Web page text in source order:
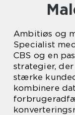
Ambitiøs og
Specialist
CBS og en
strategier,
stærke
kombinere